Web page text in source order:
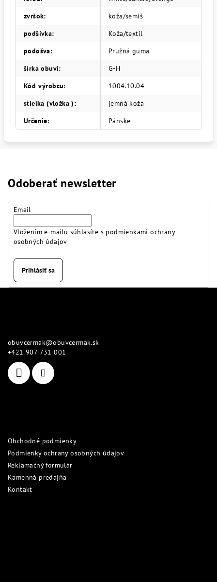
zvršok:
koža/semiš
podšívka:
Koža/textil
podošva:
Pružná guma
šírka obuvi:
G-H
Kód výrobcu:
1004.10.04
stielka (vložka ):
jemná koža
Určenie: Pánske
Odoberať newsletter
Email
Vložením e-mailu súhlasíte s podmienkami ochrany
osobných údajov
Prihlásiť sa
obuvcermak@obuvcermak.sk
+421 907 731 001
Obchodné podmienky
Podmienky ochrany osobných údajov
Reklamačný formulár
Kamenná predajňa
Kontakt